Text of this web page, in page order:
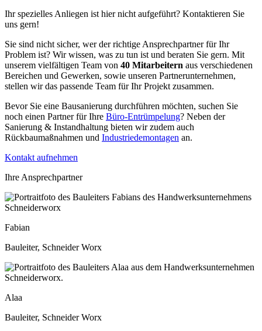
Ihr spezielles Anliegen ist hier nicht aufgeführt? Kontaktieren Sie
uns gern! ​
Sie sind nicht sicher, wer der richtige Ansprechpartner für Ihr
Problem ist? Wir wissen, was zu tun ist und beraten Sie gern. Mit
unserem vielfältigen Team von 40 Mitarbeitern aus verschiedenen
Bereichen und Gewerken, sowie unseren Partnerunternehmen,
stellen wir das passende Team für Ihr Projekt zusammen.
Bevor Sie eine Bausanierung durchführen möchten, suchen Sie
noch einen Partner für Ihre Büro-Entrümpelung? Neben der
Sanierung & Instandhaltung bieten wir zudem auch
Rückbaumaßnahmen und Industriedemontagen an.
Kontakt aufnehmen
Ihre Ansprechpartner​
Fabian
Bauleiter, Schneider Worx
Alaa
Bauleiter, Schneider Worx